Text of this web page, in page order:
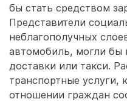
бы стать средством
Представители
неблагополучных
автомобиль, могли бы
доставки или такси.
транспортные услуги,
отношении граждан